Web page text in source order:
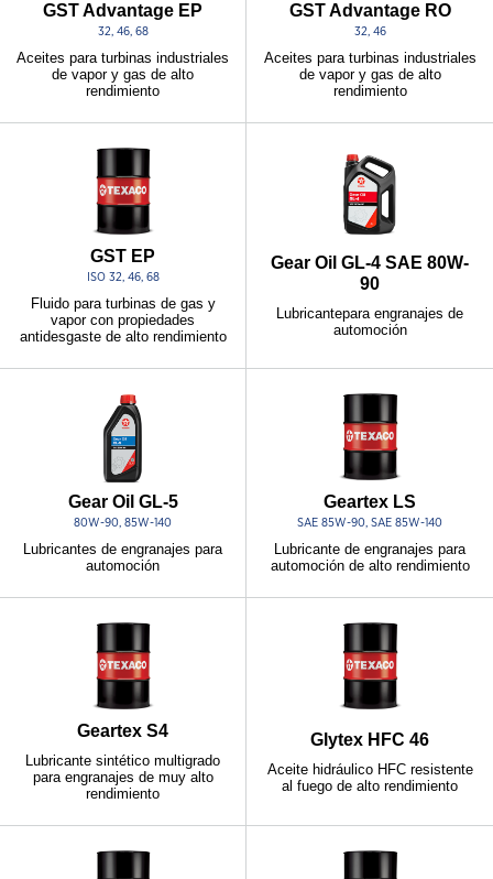
GST Advantage EP
32, 46, 68
Aceites para turbinas industriales
de vapor y gas de alto
rendimiento
GST Advantage RO
32, 46
Aceites para turbinas industriales
de vapor y gas de alto
rendimiento
GST EP
ISO 32, 46, 68
Fluido para turbinas de gas y
vapor con propiedades
antidesgaste de alto rendimiento
Gear Oil GL-4 SAE 80W-
90
Lubricantepara engranajes de
automoción
Gear Oil GL-5
80W-90, 85W-140
Lubricantes de engranajes para
automoción
Geartex LS
SAE 85W-90, SAE 85W-140
Lubricante de engranajes para
automoción de alto rendimiento
Geartex S4
Lubricante sintético multigrado
para engranajes de muy alto
rendimiento
Glytex HFC 46
Aceite hidráulico HFC resistente
al fuego de alto rendimiento